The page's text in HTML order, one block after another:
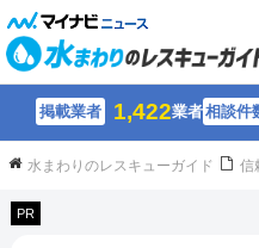
掲載業者 1,422業者相談件
水まわりのレスキューガイド 信
PR